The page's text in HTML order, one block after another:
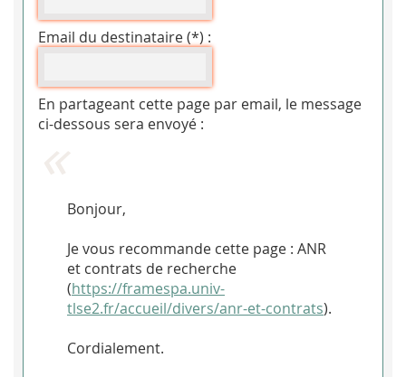
Email du destinataire (*) :
En partageant cette page par email, le message
ci-dessous sera envoyé :
Bonjour,
Je vous recommande cette page : ANR
et contrats de recherche
(https://framespa.univ-
tlse2.fr/accueil/divers/anr-et-contrats).
Cordialement.